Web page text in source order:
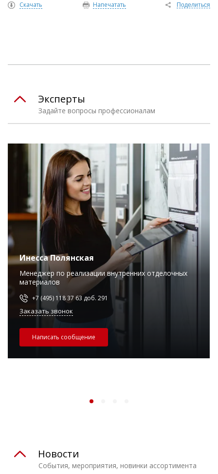
Поделиться
Напечатать
Скачать
Задайте вопросы профессионалам
Эксперты
Инесса Полянская
Менеджер по реализации внутренних отделочных
материалов
+7 (495) 118 37 63 доб. 291
Заказать звонок
Написать сообщение
События, мероприятия, новинки ассортимента
Новости